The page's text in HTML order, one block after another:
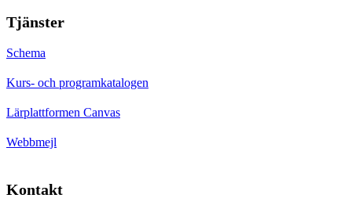
Tjänster
Schema
Kurs- och programkatalogen
Lärplattformen Canvas
Webbmejl
Kontakt